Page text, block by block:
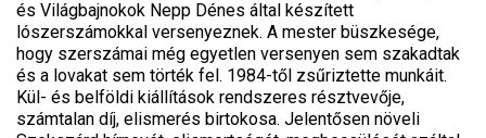
és Világbajnokok Nepp Dénes által készített
lószerszámokkal versenyeznek. A mester büszkesége,
hogy szerszámai még egyetlen versenyen sem szakadtak
és a lovakat sem törték fel. 1984-től zsűriztette munkáit.
Kül- és belföldi kiállítások rendszeres résztvevője,
számtalan díj, elismerés birtokosa. Jelentősen növeli